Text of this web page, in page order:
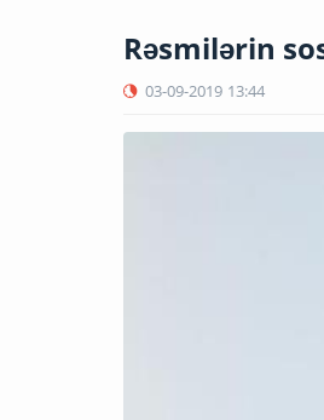
Rəsmilərin
03-09-2019 13:44